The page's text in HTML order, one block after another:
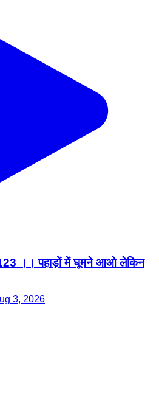
।। पहाड़ों में घूमने आओ लेकिन
3, 2026